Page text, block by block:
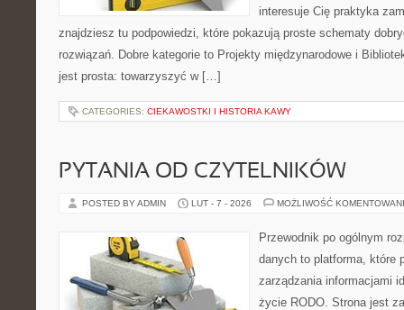
interesuje Cię praktyka
znajdziesz tu podpowiedzi, które pokazują proste schematy
rozwiązań. Dobre kategorie to Projekty międzynarodowe i
jest prosta: towarzyszyć w […]
CATEGORIES: CIEKAWOSTKI I HISTORIA KAWY
PYTANIA OD CZYTELNIKÓW
POSTED BY ADMIN LUT - 7 - 2026 MOŻLIWOŚĆ
Przewodnik po ogólnym
danych to platforma, które
zarządzania informacjami
życie RODO. Strona jest